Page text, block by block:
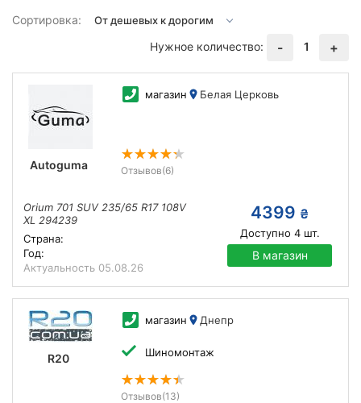
Сортировка:
Нужное количество:
- 1 +
Autoguma
магазин Белая Церковь
Отзывов(6)
Orium 701 SUV 235/65 R17 108V
XL 294239
Страна:
Год:
Актуальность 05.08.26
4399 ₴
Доступно 4шт.
В магазин
R20
магазин Днепр
Шиномонтаж
Отзывов(13)